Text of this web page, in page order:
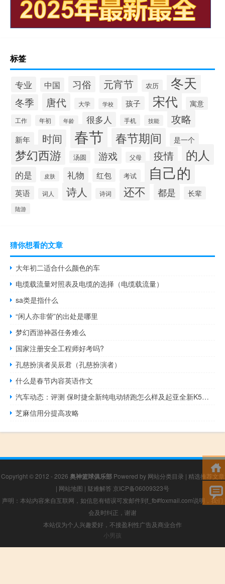
标签
专业 中国 习俗 元宵节 农历 冬天
冬季 唐代 大学 学校 孩子 宋代 寓意
工作 年初 年龄 很多人 手机 技能 攻略
新年 时间 春节 春节期间 是一个
梦幻西游 汤圆 游戏 父母 疫情 的人
的是 皮肤 礼物 红包 考试 自己的
英语 词人 诗人 诗词 还不 都是 长辈
陆游
猜你想看的文章
大年初二适合什么颜色的车
电缆载流量对照表及电缆的选择（电缆载流量）
sa类是指什么
“闲人亦非訾”的出处是哪里
梦幻西游神器任务难么
国家注册安全工程师好考吗?
孔慈扮演者吴辰君（孔慈扮演者）
什么是春节内容英语作文
汽车动态：评测 保时捷全新纯电动轿跑怎么样及起亚全新K5怎么样
芝麻信用分提高攻略
Copyright © 2012 - 2026 奥神篮球俱乐部Powered by 网站分类目录 | 精选推荐文章
| 网站地图 | 疑难解答 京ICP备06009323号
声明：本站内容来自互联网，如信息有错误可发邮件到f_fb#foxmail.com说明，我们
会及时纠正，谢谢
本站仅为个人兴趣爱好，不接盈利性广告及商业合作
小男孩